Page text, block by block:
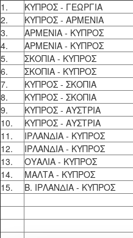
1. ΚΥΠΡΟΣ - ΓΕΩΡΓΙΑ
2.
ΚΥΠΡΟΣ - ΑΡΜΕΝΙΑ
3.
ΑΡΜΕΝΙΑ - ΚΥΠΡΟΣ
4.
ΑΡΜΕΝΙΑ - ΚΥΠΡΟΣ
5.
ΣΚΟΠΙΑ - ΚΥΠΡΟΣ
6.
ΣΚΟΠΙΑ - ΚΥΠΡΟΣ
7.
ΚΥΠΡΟΣ - ΣΚΟΠΙΑ
8.
ΚΥΠΡΟΣ - ΣΚΟΠΙΑ
9.
ΚΥΠΡΟΣ - ΑΥΣΤΡΙΑ
10.
ΚΥΠΡΟΣ - ΑΥΣΤΡΙΑ
11.
ΙΡΛΑΝΔΙΑ - ΚΥΠΡΟΣ
12.
ΙΡΛΑΝΔΙΑ - ΚΥΠΡΟΣ
13.
ΟΥΑΛΙΑ - ΚΥΠΡΟΣ
14.
ΜΑΛΤΑ - ΚΥΠΡΟΣ
15.
Β. ΙΡΛΑΝΔΙΑ - ΚΥΠΡΟΣ